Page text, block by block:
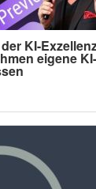
KI-
eigene